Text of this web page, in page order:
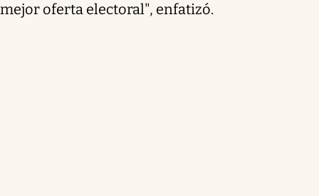
mejor oferta electoral", enfatizó.